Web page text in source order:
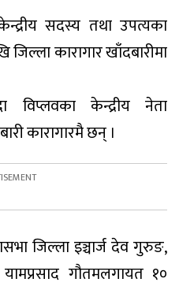
सदस्य तथा उपत्यका
जिल्ला कारागार खाँदबारीमा
केन्द्रीय नेता
कारागारमै छन् ।
जिल्ला इञ्चार्ज देव गुरुङ,
गौतमलगायत १०